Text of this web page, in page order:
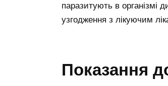
паразитують в організмі
узгодження з лікуючим
Показання